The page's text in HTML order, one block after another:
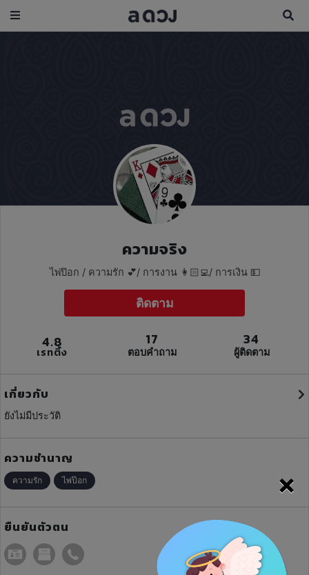
×
ความจริง
ไพ่ป๊อก / ความรัก 💕/ การงาน 👩🏻‍💻/ การเงิน 💵
ติดตาม
4.8
เรทติ้ง
17
ตอบคำถาม
34
ผู้ติดตาม
เกี่ยวกับ
ยังไม่มีประวัติ
ความชำนาญ
ความรัก ไพ่ป๊อก
ยืนยันตัวตน